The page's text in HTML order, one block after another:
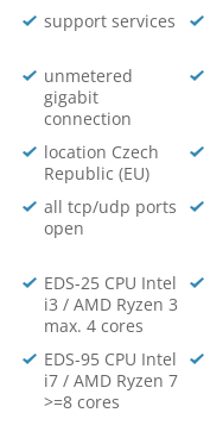
support services
unmetered
gigabit
connection
location Czech
Republic (EU)
all tcp/udp ports
open
EDS-25 CPU Intel
i3 / AMD Ryzen 3
max. 4 cores
EDS-95 CPU Intel
i7 / AMD Ryzen 7
>=8 cores